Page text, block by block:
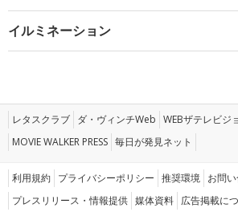
イルミネーション
レタスクラブ ダ・ヴィンチWeb WEBザテレビジ
MOVIE WALKER PRESS 毎日が発見ネット
利用規約 プライバシーポリシー 推奨環境 お問
プレスリリース・情報提供 媒体資料 広告掲載に